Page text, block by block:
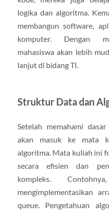
logika dan algoritma.
membangun software,
komputer. Dengan
mahasiswa akan lebih
lanjut di bidang TI.
Struktur Data dan
Setelah memahami
akan masuk ke mata
algoritma. Mata kuliah ini
secara efisien dan
kompleks.
mengimplementasikan
queue. Pengetahuan